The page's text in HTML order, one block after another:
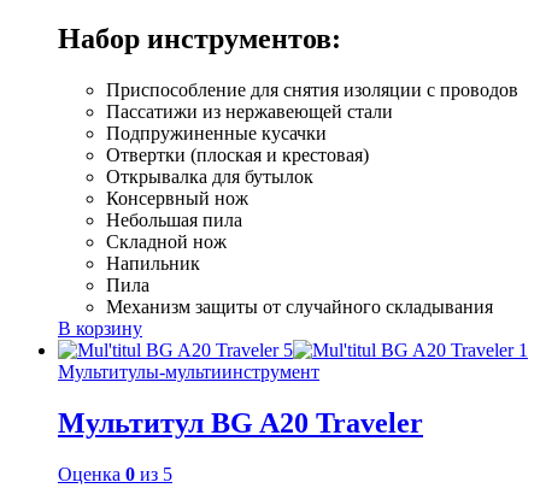
Набор инструментов:
Приспособление для снятия изоляции с проводов
Пассатижи из нержавеющей стали
Подпружиненные кусачки
Отвертки (плоская и крестовая)
Открывалка для бутылок
Консервный нож
Небольшая пила
Складной нож
Напильник
Пила
Механизм защиты от случайного складывания
В корзину
Мультитулы-мультиинструмент
Мультитул BG A20 Traveler
Оценка 0 из 5